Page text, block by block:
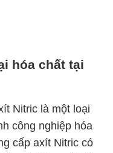
hóa chất tại
Nitric là một loại
công nghiệp hóa
cấp axít Nitric có